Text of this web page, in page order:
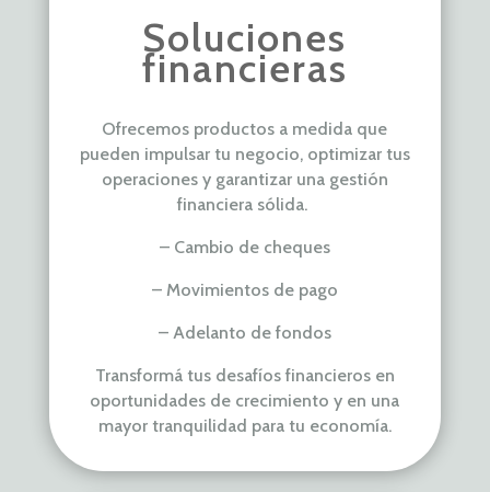
Soluciones
financieras
Ofrecemos productos a medida que
pueden impulsar tu negocio, optimizar tus
operaciones y garantizar una gestión
financiera sólida.
– Cambio de cheques
– Movimientos de pago
– Adelanto de fondos
Transformá tus desafíos financieros en
oportunidades de crecimiento y en una
mayor tranquilidad para tu economía.